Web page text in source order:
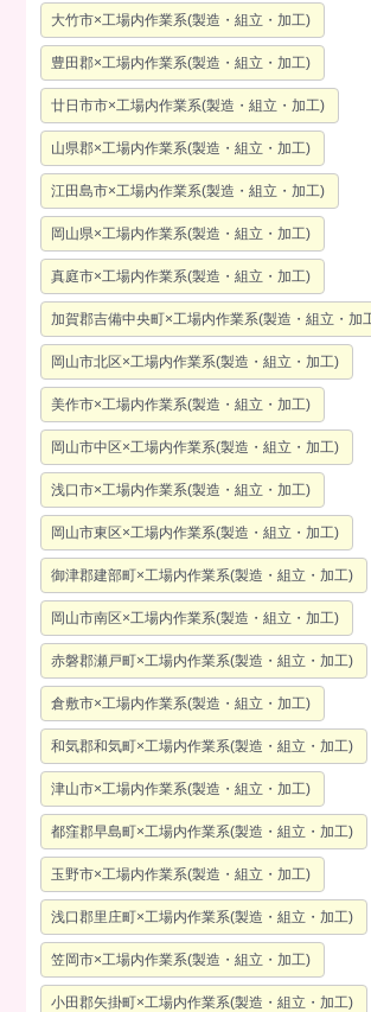
大竹市×工場内作業系(製造・組立・加工)
豊田郡×工場内作業系(製造・組立・加工)
廿日市市×工場内作業系(製造・組立・加工)
山県郡×工場内作業系(製造・組立・加工)
江田島市×工場内作業系(製造・組立・加工)
岡山県×工場内作業系(製造・組立・加工)
真庭市×工場内作業系(製造・組立・加工)
加賀郡吉備中央町×工場内作業系(製造・組立・加
岡山市北区×工場内作業系(製造・組立・加工)
美作市×工場内作業系(製造・組立・加工)
岡山市中区×工場内作業系(製造・組立・加工)
浅口市×工場内作業系(製造・組立・加工)
岡山市東区×工場内作業系(製造・組立・加工)
御津郡建部町×工場内作業系(製造・組立・加工)
岡山市南区×工場内作業系(製造・組立・加工)
赤磐郡瀬戸町×工場内作業系(製造・組立・加工)
倉敷市×工場内作業系(製造・組立・加工)
和気郡和気町×工場内作業系(製造・組立・加工)
津山市×工場内作業系(製造・組立・加工)
都窪郡早島町×工場内作業系(製造・組立・加工)
玉野市×工場内作業系(製造・組立・加工)
浅口郡里庄町×工場内作業系(製造・組立・加工)
笠岡市×工場内作業系(製造・組立・加工)
小田郡矢掛町×工場内作業系(製造・組立・加工)